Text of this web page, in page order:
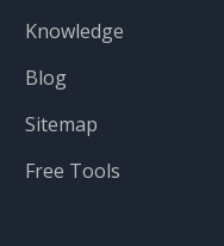
Knowledge
Blog
Sitemap
Free Tools